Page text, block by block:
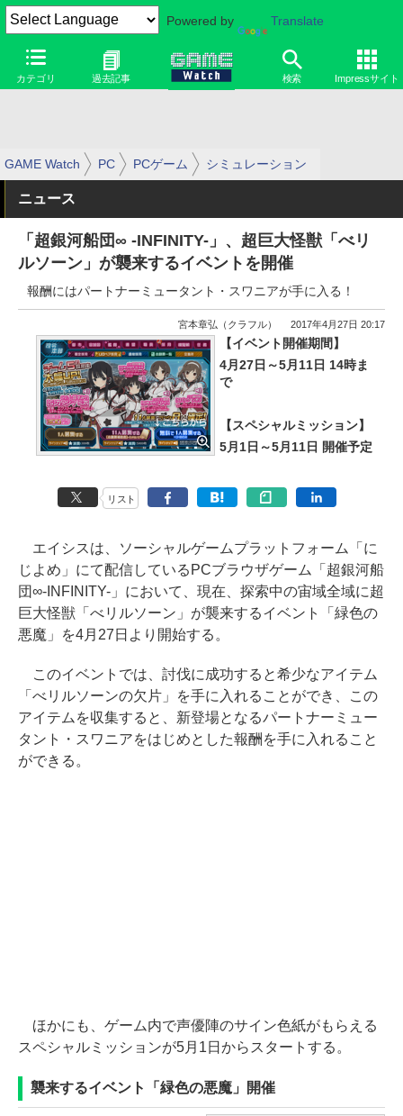
Powered by Translate
カテゴリ 過去記事 検索 Impressサイト
GAME Watch PC PCゲーム シミュレーション
ニュース
「超銀河船団∞ -INFINITY-」、超巨大怪獣「べリ
ルソーン」が襲来するイベントを開催
報酬にはパートナーミュータント・スワニアが手に入る！
宮本章弘（クラフル） 2017年4月27日 20:17
【イベント開催期間】
4月27日～5月11日 14時ま
で
【スペシャルミッション】
5月1日～5月11日 開催予定
リスト
エイシスは、ソーシャルゲームプラットフォーム「に
じよめ」にて配信しているPCブラウザゲーム「超銀河船
団∞-INFINITY-」において、現在、探索中の宙域全域に超
巨大怪獣「べリルソーン」が襲来するイベント「緑色の
悪魔」を4月27日より開始する。
このイベントでは、討伐に成功すると希少なアイテム
「べリルソーンの欠片」を手に入れることができ、この
アイテムを収集すると、新登場となるパートナーミュー
タント・スワニアをはじめとした報酬を手に入れること
ができる。
ほかにも、ゲーム内で声優陣のサイン色紙がもらえる
スペシャルミッションが5月1日からスタートする。
襲来するイベント「緑色の悪魔」開催